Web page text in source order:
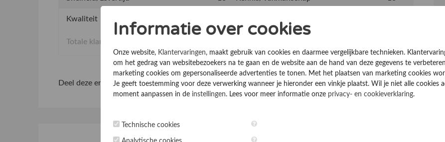
Kwaliteit
Totale klantervaring
Deel deze ervaring
Informatie over cookies
Onze website, Klantervaringen, maakt gebruik van cookies en daarmee vergelijkbare technieken.
om het gedrag van websitebezoekers na te gaan en de website aan de hand van deze gegevens te
marketing cookies om gepersonaliseerde advertenties te tonen. Met het plaatsen van marketing cookies
Je geeft toestemming voor deze verwerking wanneer je hieronder een vinkje plaatst. Wil je niet alle cookies
moment aanpassen in de instellingen. Lees voor meer informatie onze privacy- en cookieverklaring.
Technische cookies